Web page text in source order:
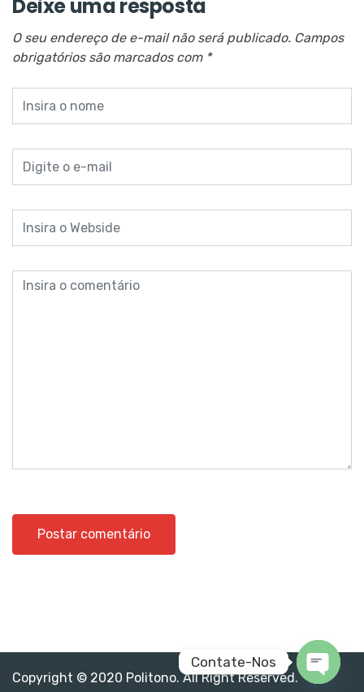
Deixe uma resposta
O seu endereço de e-mail não será publicado. Campos
obrigatórios são marcados com *
Copyright © 2020 Politono. All Right Reserved.
Contate-Nos